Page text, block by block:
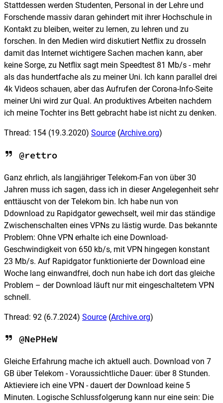
Stattdessen werden Studenten, Personal in der Lehre und
Forschende massiv daran gehindert mit ihrer Hochschule in
Kontakt zu bleiben, weiter zu lernen, zu lehren und zu
forschen. In den Medien wird diskutiert Netflix zu drosseln
damit das Internet wichtigere Sachen machen kann, aber
keine Sorge, zu Netflix sagt mein Speedtest 81 Mb/s - mehr
als das hundertfache als zu meiner Uni. Ich kann parallel drei
4k Videos schauen, aber das Aufrufen der Corona-Info-Seite
meiner Uni wird zur Qual. An produktives Arbeiten nachdem
ich meine Tochter ins Bett gebracht habe ist nicht zu denken.
Thread: 154 (19.3.2020) Source (Archive.org)
@rettro
Ganz ehrlich, als langjähriger Telekom-Fan von über 30
Jahren muss ich sagen, dass ich in dieser Angelegenheit sehr
enttäuscht von der Telekom bin. Ich habe nun von
Ddownload zu Rapidgator gewechselt, weil mir das ständige
Zwischenschalten eines VPNs zu lästig wurde. Das bekannte
Problem: Ohne VPN erhalte ich eine Download-
Geschwindigkeit von 650 kb/s, mit VPN hingegen konstant
23 Mb/s. Auf Rapidgator funktionierte der Download eine
Woche lang einwandfrei, doch nun habe ich dort das gleiche
Problem – der Download läuft nur mit eingeschaltetem VPN
schnell.
Thread: 92 (6.7.2024) Source (Archive.org)
@NePHeW
Gleiche Erfahrung mache ich aktuell auch. Download von 7
GB über Telekom - Voraussichtliche Dauer: über 8 Stunden.
Aktieviere ich eine VPN - dauert der Download keine 5
Minuten. Logische Schlussfolgerung kann nur eine sein: Die